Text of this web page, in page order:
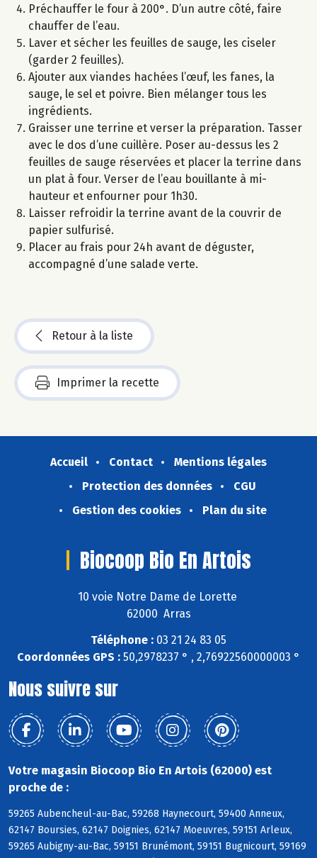
Préchauffer le four à 200°. D’un autre côté, faire
chauffer de l’eau.
Laver et sécher les feuilles de sauge, les ciseler
(garder 2 feuilles).
Ajouter aux viandes hachées l’œuf, les fanes, la
sauge, le sel et poivre. Bien mélanger tous les
ingrédients.
Graisser une terrine et verser la préparation. Tasser
avec le dos d’une cuillère. Poser au-dessus les 2
feuilles de sauge réservées et placer la terrine dans
un plat à four. Verser de l’eau bouillante à mi-
hauteur et enfourner pour 1h30.
Laisser refroidir la terrine avant de la couvrir de
papier sulfurisé.
Placer au frais pour 24h avant de déguster,
accompagné d’une salade verte.
Retour à la liste
Imprimer la recette
Accueil Contact
Mentions légales
Protection des données
CGU
Gestion des cookies
Plan du site
Biocoop Bio En Artois
10 voie Notre Dame de Lorette
62000 Arras
Téléphone : 03 21 24 83 05
Coordonnées GPS : 50,2978237 ° , 2,76922560000003 °
Nous suivre sur
Votre magasin Biocoop Bio En Artois (62000) est
proche de :
59265 Aubencheul-au-Bac, 59268 Haynecourt, 59400 Anneux,
62147 Boursies, 62147 Doignies, 62147 Moeuvres, 59151 Arleux,
59265 Aubigny-au-Bac, 59151 Brunémont, 59151 Bugnicourt, 59169